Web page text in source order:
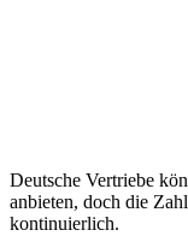
Deutsche Vertriebe
anbieten, doch die
kontinuierlich.